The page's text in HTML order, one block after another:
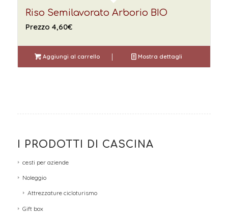
Riso Semilavorato Arborio BIO
Prezzo 4,60€
Aggiungi al carrello Mostra dettagli
I PRODOTTI DI CASCINA
cesti per aziende
Noleggio
Attrezzature cicloturismo
Gift box